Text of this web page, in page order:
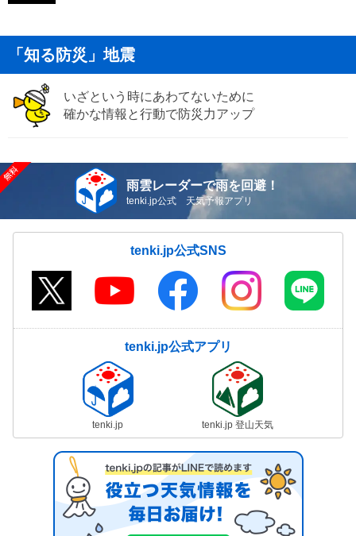
「知る防災」地震
いざという時にあわてないために
確かな情報と行動で防災力アップ
雨雲レーダーで雨を回避！
tenki.jp公式 天気予報アプリ
tenki.jp公式SNS
tenki.jp公式アプリ
tenki.jp tenki.jp 登山天気